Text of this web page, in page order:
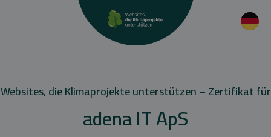
Websites, die Klimaprojekte unterstützen – Zertifikat für
adena IT ApS